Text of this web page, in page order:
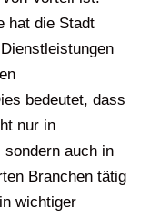
hat die Stadt
bedeutet, dass
nur in
auch in
Branchen tätig
wichtiger